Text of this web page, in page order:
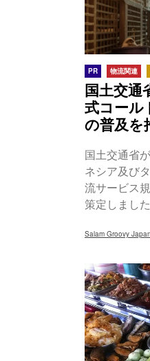
PR 物流関連
国土交通
式コール
の普及を
国土交通省
ネシア及び
流サービス
策定しまし
Salam Groovy